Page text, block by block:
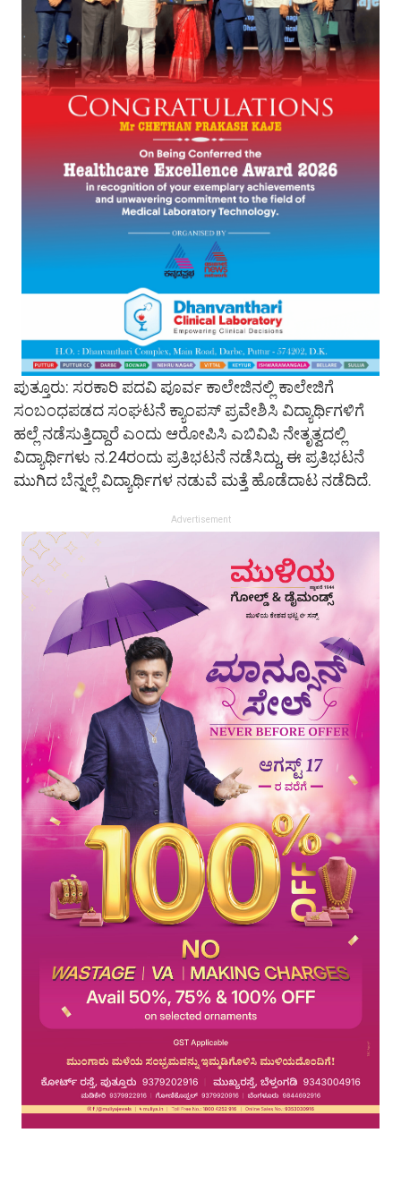
ಪುತ್ತೂರು: ಸರಕಾರಿ ಪದವಿ ಪೂರ್ವ ಕಾಲೇಜಿನಲ್ಲಿ ಕಾಲೇಜಿಗೆ
ಸಂಬಂಧಪಡದ ಸಂಘಟನೆ ಕ್ಯಾಂಪಸ್ ಪ್ರವೇಶಿಸಿ ವಿದ್ಯಾರ್ಥಿಗಳಿಗೆ
ಹಲ್ಲೆ ನಡೆಸುತ್ತಿದ್ದಾರೆ ಎಂದು ಆರೋಪಿಸಿ ಎಬಿವಿಪಿ ನೇತೃತ್ವದಲ್ಲಿ
ವಿದ್ಯಾರ್ಥಿಗಳು ನ.24ರಂದು ಪ್ರತಿಭಟನೆ ನಡೆಸಿದ್ದು, ಈ ಪ್ರತಿಭಟನೆ
ಮುಗಿದ ಬೆನ್ನಲ್ಲೆ ವಿದ್ಯಾರ್ಥಿಗಳ ನಡುವೆ ಮತ್ತೆ ಹೊಡೆದಾಟ ನಡೆದಿದೆ.
Advertisement